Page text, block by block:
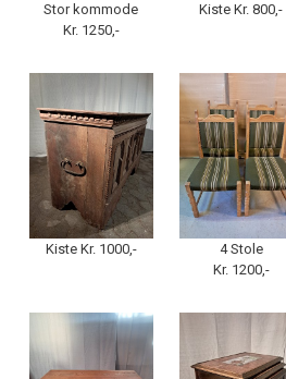
Stor kommode
Kr. 1250,-
Kiste Kr. 800,-
Kiste Kr. 1000,-
4 Stole
Kr. 1200,-